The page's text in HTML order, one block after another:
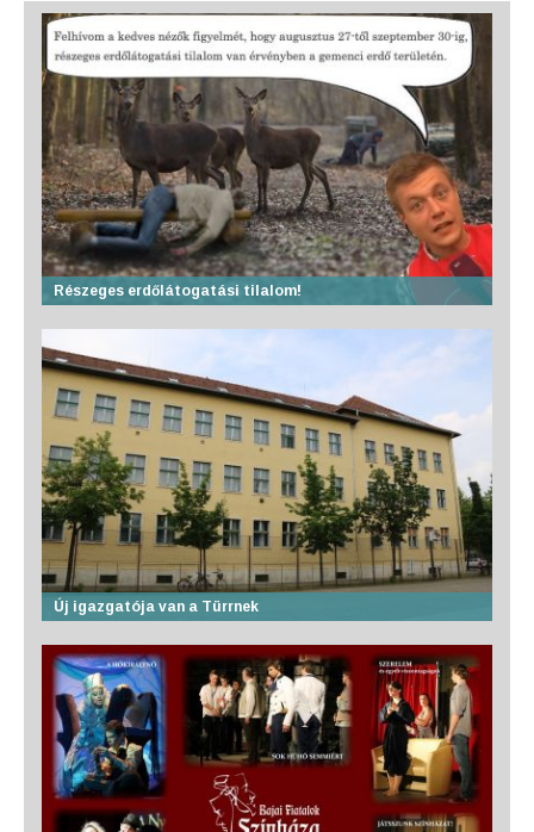
Részeges erdőlátogatási tilalom!
Új igazgatója van a Türrnek